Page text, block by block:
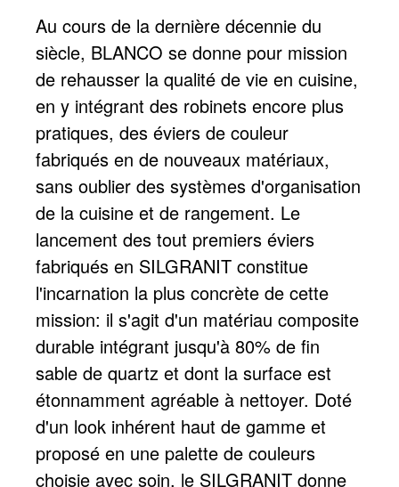
Au cours de la dernière décennie du
siècle, BLANCO se donne pour mission
de rehausser la qualité de vie en cuisine,
en y intégrant des robinets encore plus
pratiques, des éviers de couleur
fabriqués en de nouveaux matériaux,
sans oublier des systèmes d'organisation
de la cuisine et de rangement. Le
lancement des tout premiers éviers
fabriqués en SILGRANIT constitue
l'incarnation la plus concrète de cette
mission: il s'agit d'un matériau composite
durable intégrant jusqu'à 80% de fin
sable de quartz et dont la surface est
étonnamment agréable à nettoyer. Doté
d'un look inhérent haut de gamme et
proposé en une palette de couleurs
choisie avec soin, le SILGRANIT donne